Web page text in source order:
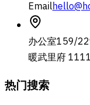
Email
办公室159/
暖武里府
热门搜索